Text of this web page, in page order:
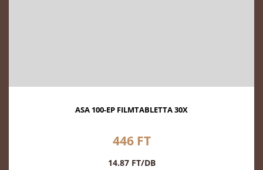
ASA 100-EP FILMTABLETTA 30X
446 FT
14.87 FT/DB